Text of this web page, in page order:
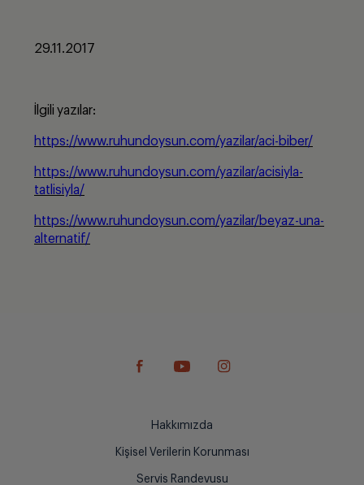
29.11.2017
İlgili yazılar:
https://www.ruhundoysun.com/yazilar/aci-biber/
https://www.ruhundoysun.com/yazilar/acisiyla-
tatlisiyla/
https://www.ruhundoysun.com/yazilar/beyaz-una-
alternatif/
Hakkımızda
Kişisel Verilerin Korunması
Servis Randevusu